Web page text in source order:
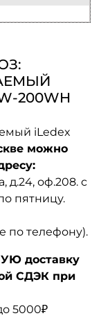
200WH
iLedex
можно
д.24, оф.208. с
пятницу.
по телефону).
доставку
СДЭК при
5000₽